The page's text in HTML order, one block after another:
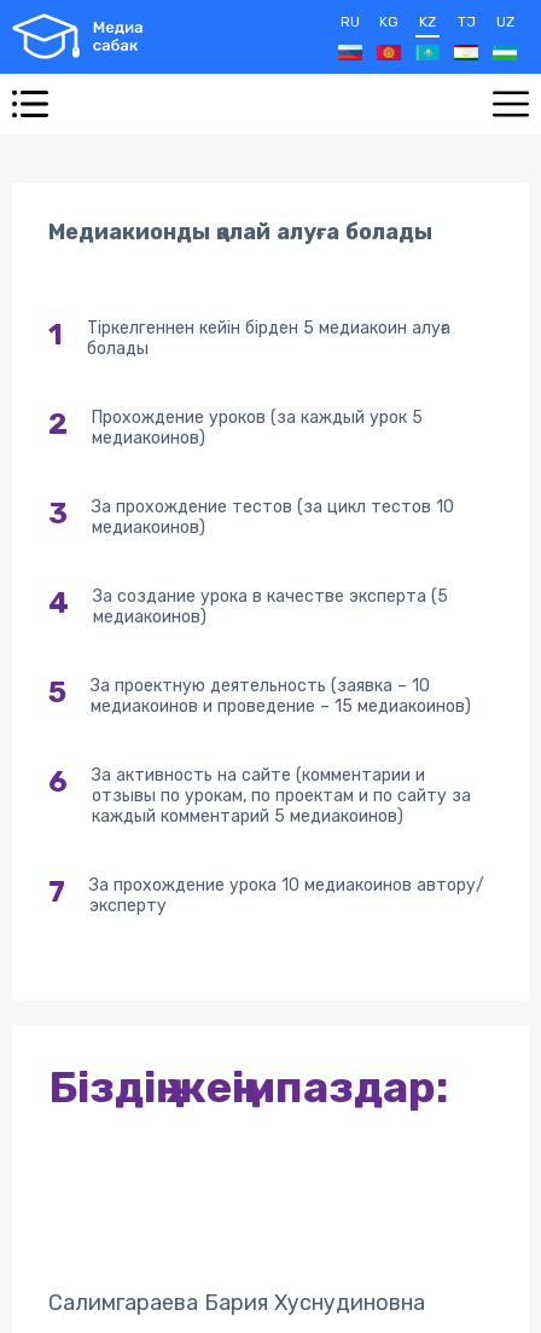
RU KG KZ TJ UZ
Медиакионды қалай алуға болады
1
Тіркелгеннен кейін бірден 5 медиакоин алуға
болады
2
Прохождение уроков (за каждый урок 5
медиакоинов)
3
За прохождение тестов (за цикл тестов 10
медиакоинов)
4
За создание урока в качестве эксперта (5
медиакоинов)
5
За проектную деятельность (заявка – 10
медиакоинов и проведение – 15 медиакоинов)
6
За активность на сайте (комментарии и
отзывы по урокам, по проектам и по сайту за
каждый комментарий 5 медиакоинов)
7
За прохождение урока 10 медиакоинов автору/
эксперту
Біздің жеңімпаздар:
Салимгараева Бария Хуснудиновна